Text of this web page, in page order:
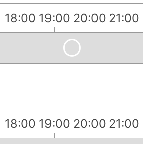
18:00 19:00 20:00 21:00
18:00 19:00 20:00 21:00